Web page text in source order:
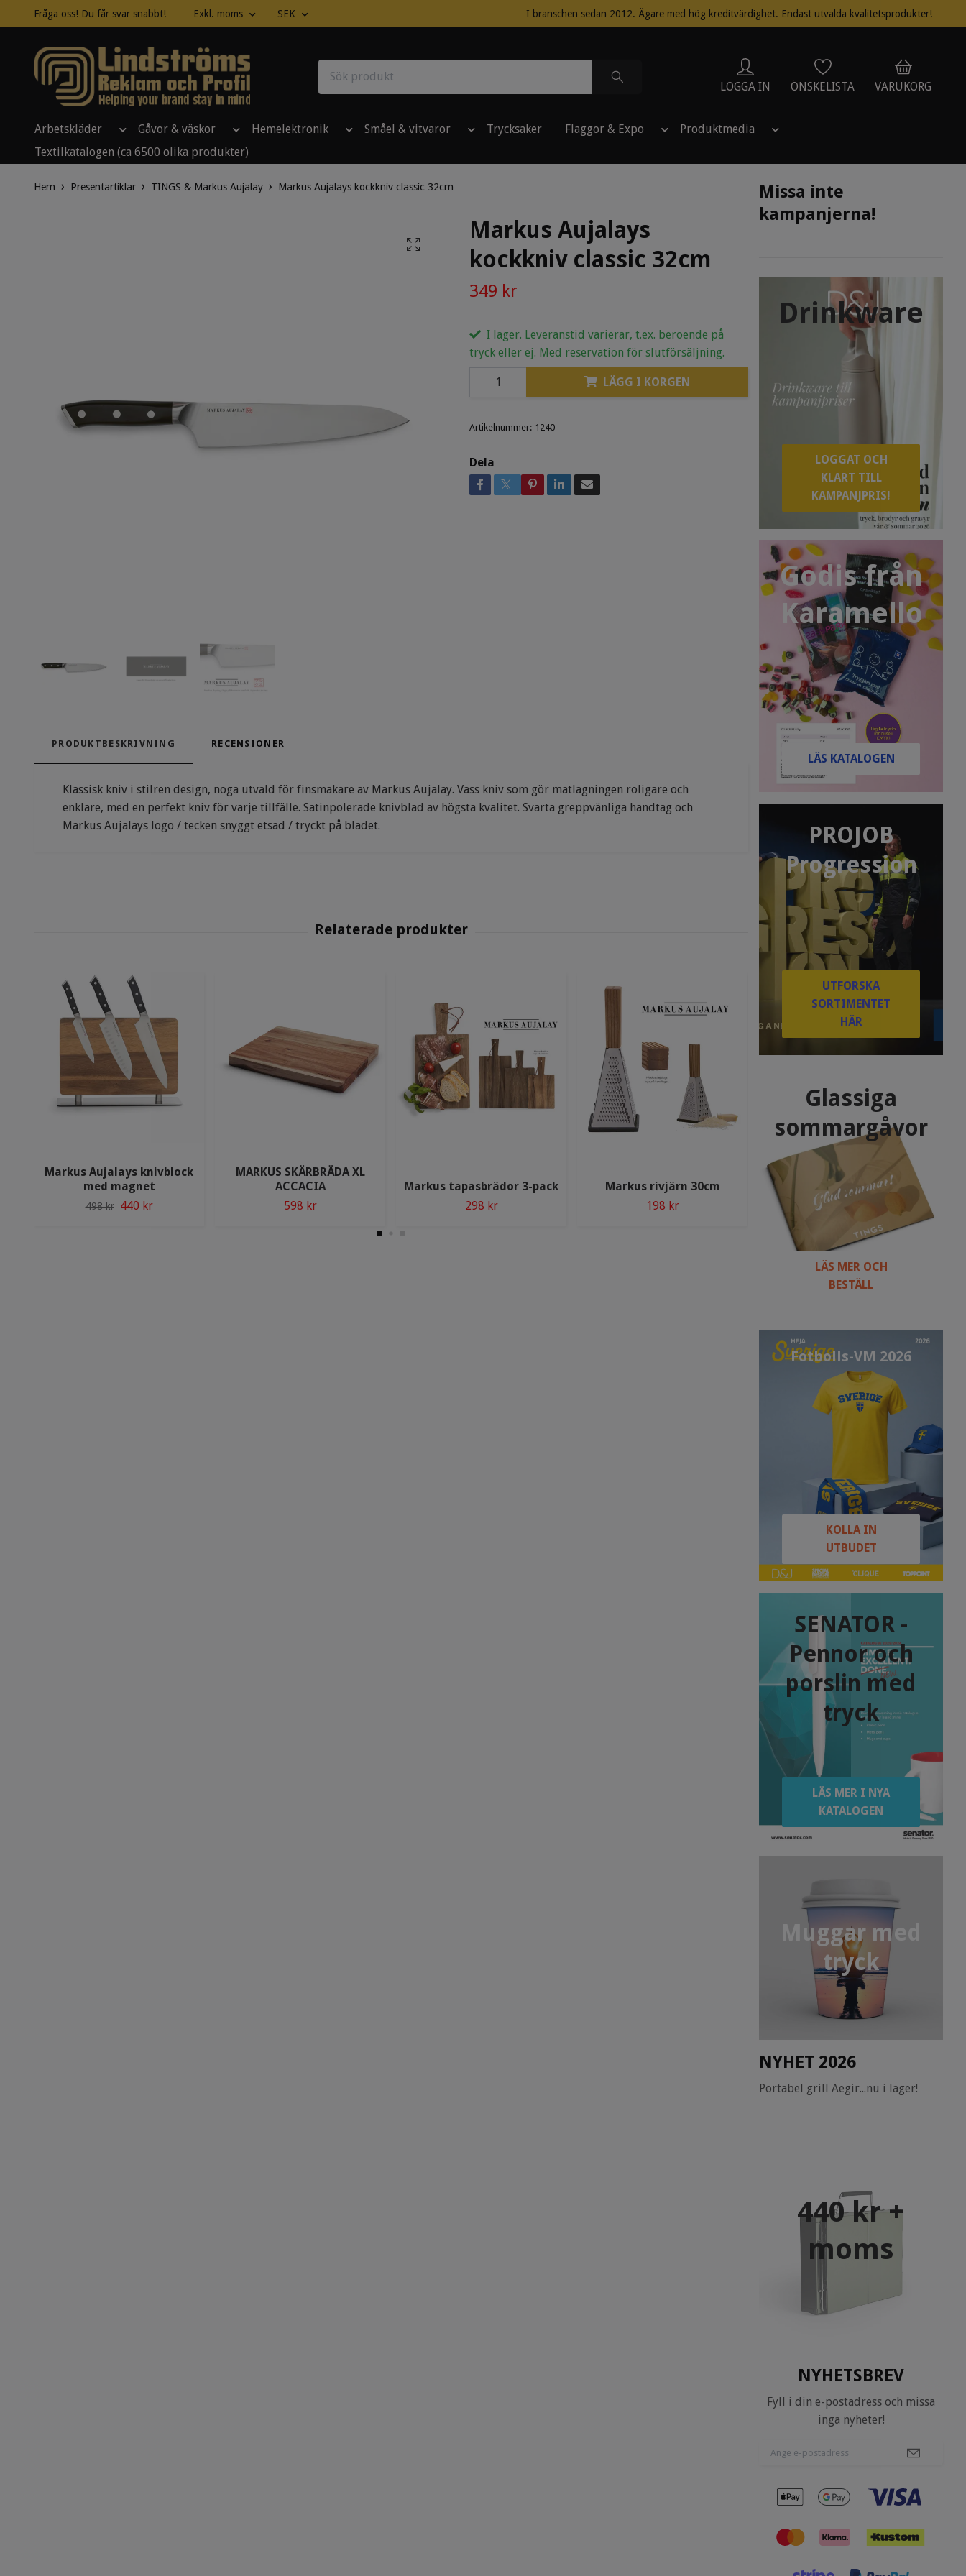
Fråga oss! Du får svar snabbt! Exkl. moms SEK I branschen sedan 2012. Ägare med hög kreditvärdighet. Endast utvalda kvalitetsprodukter!
LOGGA IN ÖNSKELISTA VARUKORG
Arbetskläder Gåvor & väskor Hemelektronik Småel & vitvaror Trycksaker Flaggor & Expo
Produktmedia
Textilkatalogen (ca 6500 olika produkter)
Missa inte
kampanjerna!
Drinkware
LOGGAT OCH
KLART TILL
KAMPANJPRIS!
Godis från
Karamello
LÄS KATALOGEN
PROJOB
Progression
UTFORSKA
SORTIMENTET
HÄR
Glassiga
sommargåvor
LÄS MER OCH
BESTÄLL
Fotbolls-VM 2026
KOLLA IN
UTBUDET
SENATOR -
Pennor och
porslin med
tryck
LÄS MER I NYA
KATALOGEN
Muggar med
tryck
NYHET 2026
Portabel grill Aegir...nu i lager!
440 kr +
moms
NYHETSBREV
Fyll i din e-postadress och missa
inga nyheter!
Hem Presentartiklar TINGS & Markus Aujalay Markus Aujalays kockkniv classic 32cm
Markus Aujalays
kockkniv classic 32cm
349 kr
I lager. Leveranstid varierar, t.ex. beroende på
tryck eller ej. Med reservation för slutförsäljning.
LÄGG I KORGEN
Artikelnummer: 1240
Dela
PRODUKTBESKRIVNING RECENSIONER
Klassisk kniv i stilren design, noga utvald för finsmakare av Markus Aujalay. Vass kniv som gör matlagningen roligare och
enklare, med en perfekt kniv för varje tillfälle. Satinpolerade knivblad av högsta kvalitet. Svarta greppvänliga handtag och
Markus Aujalays logo / tecken snyggt etsad / tryckt på bladet.
Markus Aujalays knivblock
med magnet
498 kr 440 kr
MARKUS SKÄRBRÄDA XL
ACCACIA
598 kr
Markus tapasbrädor 3-pack
298 kr
Markus rivjärn 30cm
198 kr
Markus Aujalays japanska
kockkniv classic 30cm
349 kr